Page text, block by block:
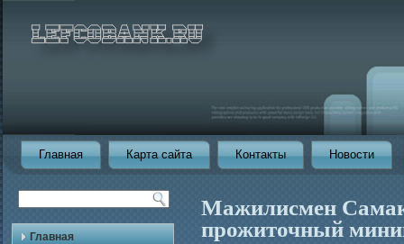
Главная Карта сайта Контакты Новости
Главная
Мажилисмен
прожиточный